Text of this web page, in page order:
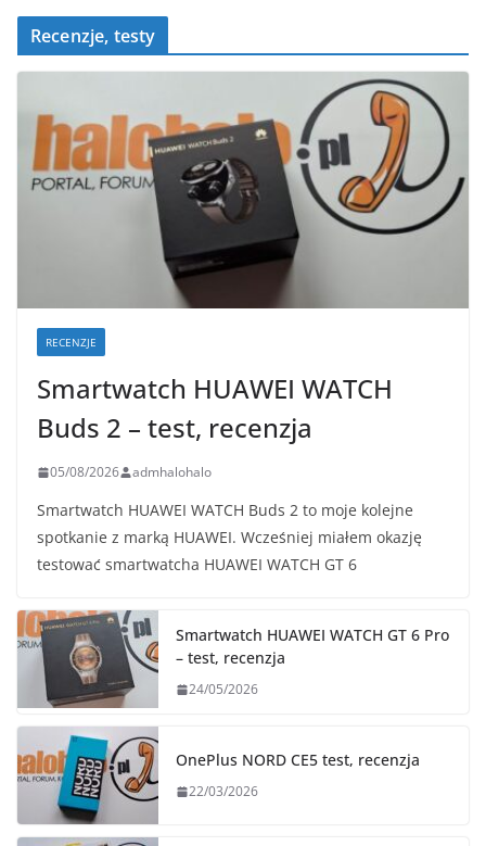
k
Recenzje, testy
RECENZJE
Smartwatch HUAWEI WATCH
Buds 2 – test, recenzja
05/08/2026 admhalohalo
Smartwatch HUAWEI WATCH Buds 2 to moje kolejne
spotkanie z marką HUAWEI. Wcześniej miałem okazję
testować smartwatcha HUAWEI WATCH GT 6
Smartwatch HUAWEI WATCH GT 6 Pro
– test, recenzja
24/05/2026
OnePlus NORD CE5 test, recenzja
22/03/2026